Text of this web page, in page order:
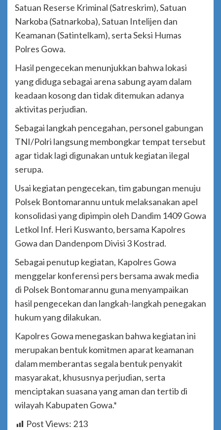
Satuan Reserse Kriminal (Satreskrim), Satuan
Narkoba (Satnarkoba), Satuan Intelijen dan
Keamanan (Satintelkam), serta Seksi Humas
Polres Gowa.
Hasil pengecekan menunjukkan bahwa lokasi
yang diduga sebagai arena sabung ayam dalam
keadaan kosong dan tidak ditemukan adanya
aktivitas perjudian.
Sebagai langkah pencegahan, personel gabungan
TNI/Polri langsung membongkar tempat tersebut
agar tidak lagi digunakan untuk kegiatan ilegal
serupa.
Usai kegiatan pengecekan, tim gabungan menuju
Polsek Bontomarannu untuk melaksanakan apel
konsolidasi yang dipimpin oleh Dandim 1409 Gowa
Letkol Inf. Heri Kuswanto, bersama Kapolres
Gowa dan Dandenpom Divisi 3 Kostrad.
Sebagai penutup kegiatan, Kapolres Gowa
menggelar konferensi pers bersama awak media
di Polsek Bontomarannu guna menyampaikan
hasil pengecekan dan langkah-langkah penegakan
hukum yang dilakukan.
Kapolres Gowa menegaskan bahwa kegiatan ini
merupakan bentuk komitmen aparat keamanan
dalam memberantas segala bentuk penyakit
masyarakat, khususnya perjudian, serta
menciptakan suasana yang aman dan tertib di
wilayah Kabupaten Gowa.*
Post Views: 213